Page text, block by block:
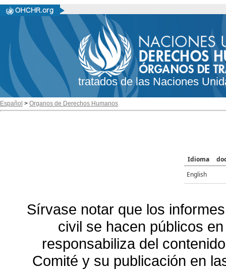
tratados de las Naciones
Español > Organos de Derechos Humanos
Idioma
English
Sírvase notar que los
civil se hacen públicos
responsabiliza del
Comité y su publicación en